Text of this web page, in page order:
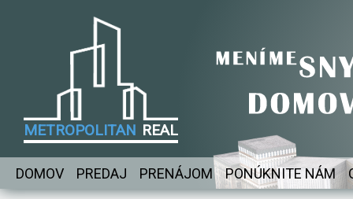
METROPOLITAN REAL
DOMOV PREDAJ PRENÁJOM PONÚKNITE NÁM